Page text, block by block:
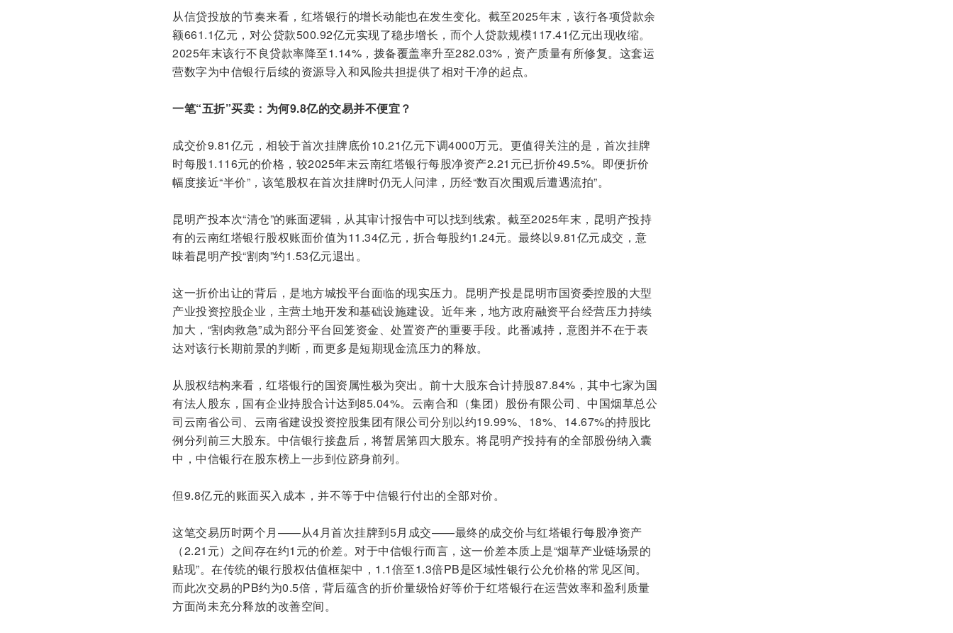
从信贷投放的节奏来看，红塔银行的增长动能也在发生变化。截至2025年末，该行各项贷款余
额661.1亿元，对公贷款500.92亿元实现了稳步增长，而个人贷款规模117.41亿元出现收缩。
2025年末该行不良贷款率降至1.14%，拨备覆盖率升至282.03%，资产质量有所修复。这套运
营数字为中信银行后续的资源导入和风险共担提供了相对干净的起点。
一笔“五折”买卖：为何9.8亿的交易并不便宜？
成交价9.81亿元，相较于首次挂牌底价10.21亿元下调4000万元。更值得关注的是，首次挂牌
时每股1.116元的价格，较2025年末云南红塔银行每股净资产2.21元已折价49.5%。即便折价
幅度接近“半价”，该笔股权在首次挂牌时仍无人问津，历经“数百次围观后遭遇流拍”。
昆明产投本次“清仓”的账面逻辑，从其审计报告中可以找到线索。截至2025年末，昆明产投持
有的云南红塔银行股权账面价值为11.34亿元，折合每股约1.24元。最终以9.81亿元成交，意
味着昆明产投“割肉”约1.53亿元退出。
这一折价出让的背后，是地方城投平台面临的现实压力。昆明产投是昆明市国资委控股的大型
产业投资控股企业，主营土地开发和基础设施建设。近年来，地方政府融资平台经营压力持续
加大，“割肉救急”成为部分平台回笼资金、处置资产的重要手段。此番减持，意图并不在于表
达对该行长期前景的判断，而更多是短期现金流压力的释放。
从股权结构来看，红塔银行的国资属性极为突出。前十大股东合计持股87.84%，其中七家为国
有法人股东，国有企业持股合计达到85.04%。云南合和（集团）股份有限公司、中国烟草总公
司云南省公司、云南省建设投资控股集团有限公司分别以约19.99%、18%、14.67%的持股比
例分列前三大股东。中信银行接盘后，将暂居第四大股东。将昆明产投持有的全部股份纳入囊
中，中信银行在股东榜上一步到位跻身前列。
但9.8亿元的账面买入成本，并不等于中信银行付出的全部对价。
这笔交易历时两个月——从4月首次挂牌到5月成交——最终的成交价与红塔银行每股净资产
（2.21元）之间存在约1元的价差。对于中信银行而言，这一价差本质上是“烟草产业链场景的
贴现”。在传统的银行股权估值框架中，1.1倍至1.3倍PB是区域性银行公允价格的常见区间。
而此次交易的PB约为0.5倍，背后蕴含的折价量级恰好等价于红塔银行在运营效率和盈利质量
方面尚未充分释放的改善空间。